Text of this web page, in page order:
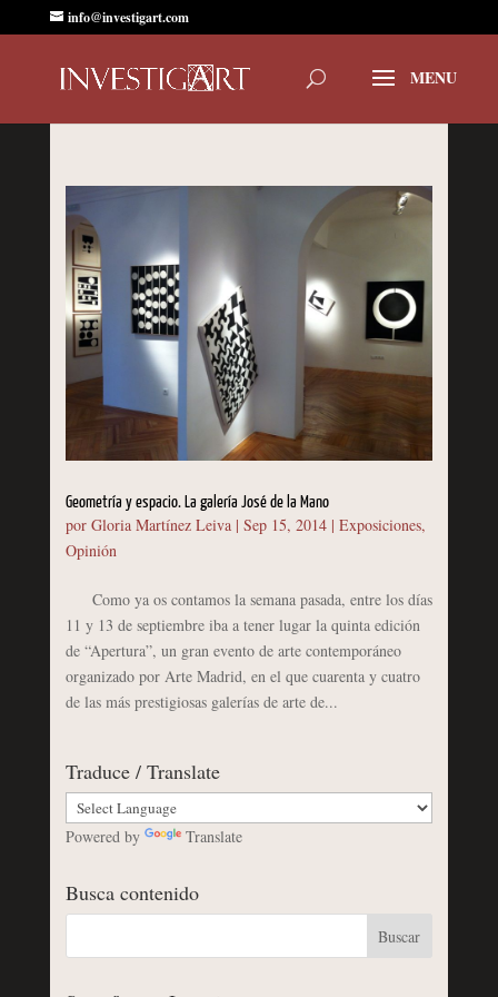
info@investigart.com
Geometría y espacio. La galería José de la Mano
por Gloria Martínez Leiva| Sep 15, 2014| Exposiciones,
Opinión
Como ya os contamos la semana pasada, entre los días
11 y 13 de septiembre iba a tener lugar la quinta edición
de “Apertura”, un gran evento de arte contemporáneo
organizado por Arte Madrid, en el que cuarenta y cuatro
de las más prestigiosas galerías de arte de...
Traduce / Translate
Powered by Translate
Busca contenido